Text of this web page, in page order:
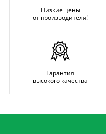
Низкие цены
от производителя!
Гарантия
высокого качества